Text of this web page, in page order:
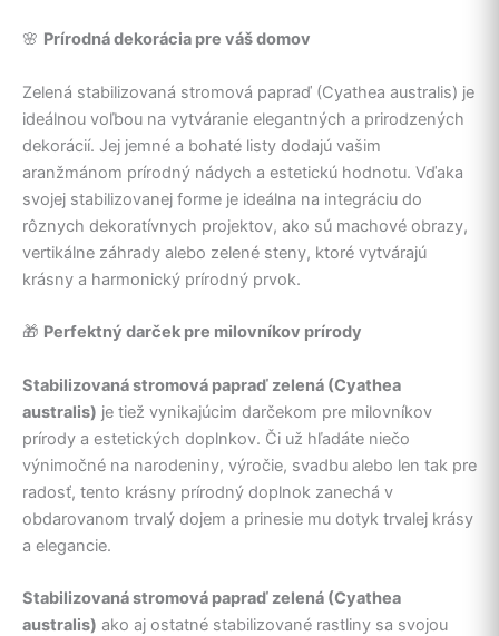
🌸 Prírodná dekorácia pre váš domov
Zelená stabilizovaná stromová papraď (Cyathea australis) je
ideálnou voľbou na vytváranie elegantných a prirodzených
dekorácií. Jej jemné a bohaté listy dodajú vašim
aranžmánom prírodný nádych a estetickú hodnotu. Vďaka
svojej stabilizovanej forme je ideálna na integráciu do
rôznych dekoratívnych projektov, ako sú machové obrazy,
vertikálne záhrady alebo zelené steny, ktoré vytvárajú
krásny a harmonický prírodný prvok.
🎁 Perfektný darček pre milovníkov prírody
Stabilizovaná stromová papraď zelená (Cyathea
australis) je tiež vynikajúcim darčekom pre milovníkov
prírody a estetických doplnkov. Či už hľadáte niečo
výnimočné na narodeniny, výročie, svadbu alebo len tak pre
radosť, tento krásny prírodný doplnok zanechá v
obdarovanom trvalý dojem a prinesie mu dotyk trvalej krásy
a elegancie.
Stabilizovaná stromová papraď zelená (Cyathea
australis) ako aj ostatné stabilizované rastliny sa svojou